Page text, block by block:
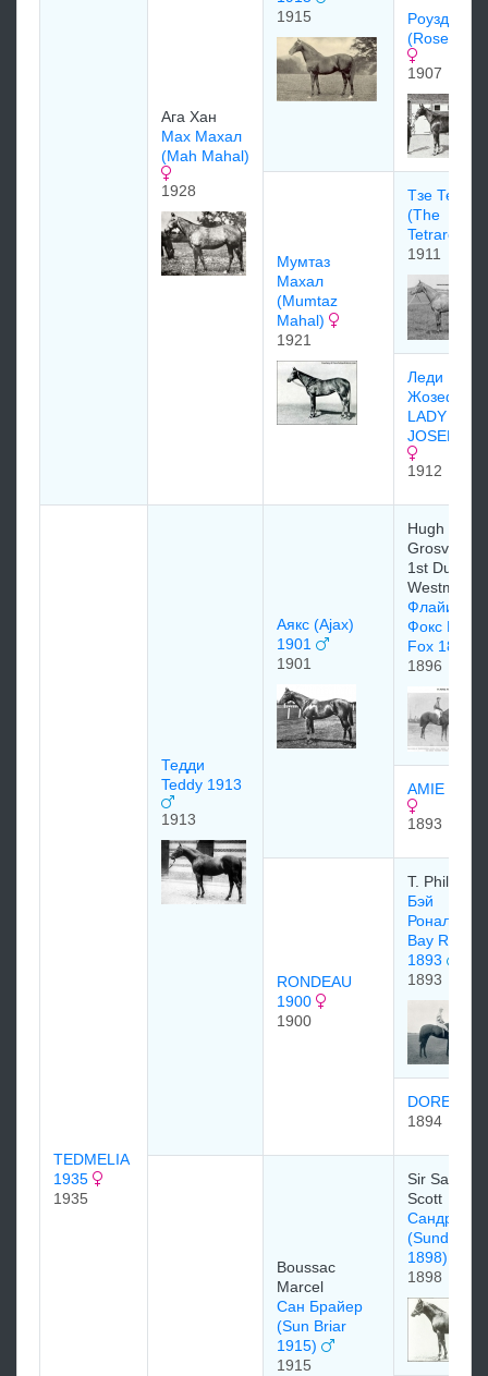
Ага Хан
Маx Маxал
(Mah Mahal)
1928
1915
Рoуздрoп
(Rosedrop)
1907
Мумтаз
Махал
(Mumtaz
Mahal)
1921
Тзе
(The
Tetrarch)
1911
Леди
Жозефине
LADY
1912
TEDMELIA
1935
1935
Тедди
Teddy 1913
1913
Аякс (Ajax)
1901
1901
Hugh
Grosvenor,
1st Duke of
Флайин
Фокс Flying
Fox 1896
1896
AMIE 1893
1893
RONDEAU
1900
1900
T. Phillips
Бэй
Рональд
Bay Ronald
1893
1893
DOREMI
1894
Boussac
Marcel
Сан Брайер
(Sun Briar
1915)
1915
Sir Samuel
Scott
Сандридж
(Sundridge
1898)
1898